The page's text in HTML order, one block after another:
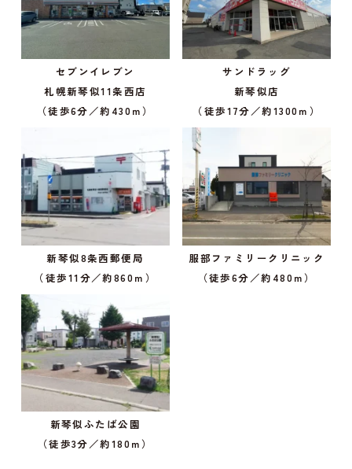
セブンイレブン
札幌新琴似11条西店
（徒歩6分／約430ｍ）
サンドラッグ
新琴似店
（徒歩17分／約1300ｍ）
新琴似8条西郵便局
（徒歩11分／約860ｍ）
服部ファミリークリニック
（徒歩6分／約480ｍ）
新琴似ふたば公園
（徒歩3分／約180ｍ）